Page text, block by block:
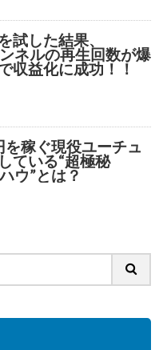
試した結果、
ネルの再生回数が爆
収益化に成功！！
を稼ぐ現役ユーチュ
ている“超極秘
ウ”とは？